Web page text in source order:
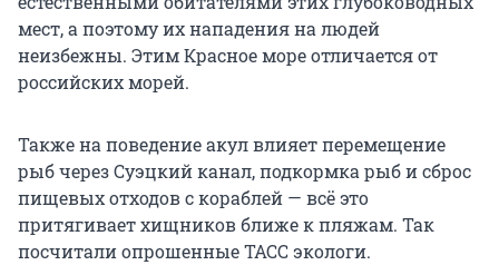
мест, а поэтому их нападения на людей
неизбежны. Этим Красное море отличается от
российских морей.
Также на поведение акул влияет перемещение
рыб через Суэцкий канал, подкормка рыб и сброс
пищевых отходов с кораблей — всё это
притягивает хищников ближе к пляжам. Так
посчитали опрошенные ТАСС экологи.